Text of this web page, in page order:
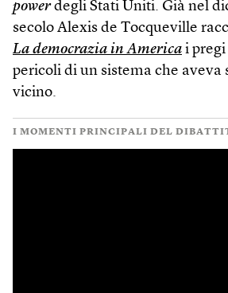
powerdegli Stati Uniti. Già nel
secolo Alexis de Tocqueville
La democrazia in America i
pericoli di un sistema che aveva
vicino.
I MOMENTI PRINCIPALI DEL